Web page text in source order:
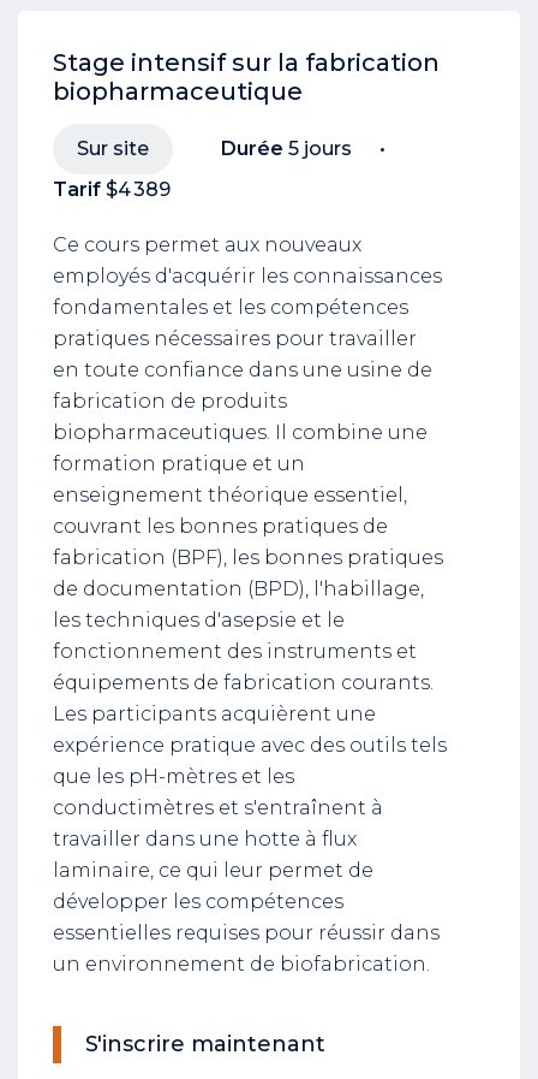
Stage intensif sur la fabrication
biopharmaceutique
Sur site Durée 5 jours
Tarif $4 389
Ce cours permet aux nouveaux
employés d'acquérir les connaissances
fondamentales et les compétences
pratiques nécessaires pour travailler
en toute confiance dans une usine de
fabrication de produits
biopharmaceutiques. Il combine une
formation pratique et un
enseignement théorique essentiel,
couvrant les bonnes pratiques de
fabrication (BPF), les bonnes pratiques
de documentation (BPD), l'habillage,
les techniques d'asepsie et le
fonctionnement des instruments et
équipements de fabrication courants.
Les participants acquièrent une
expérience pratique avec des outils tels
que les pH-mètres et les
conductimètres et s'entraînent à
travailler dans une hotte à flux
laminaire, ce qui leur permet de
développer les compétences
essentielles requises pour réussir dans
un environnement de biofabrication.
S'inscrire maintenant